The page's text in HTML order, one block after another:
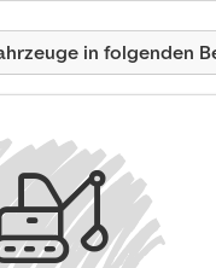
in folgenden